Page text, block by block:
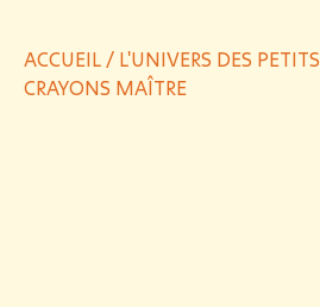
ACCUEIL / L'UNIVERS DES PETITS
CRAYONS MAÎTRE